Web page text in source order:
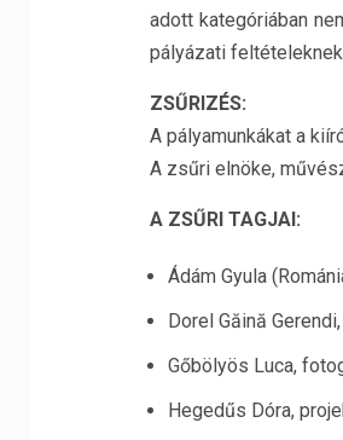
adott kategóriában
pályázati
ZSŰRIZÉS:
A pályamunkákat a
A zsűri elnöke,
A ZSŰRI TAGJAI:
Ádám Gyula
Dorel Găină
Gőbölyös Luca,
Hegedűs Dóra,